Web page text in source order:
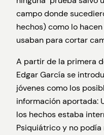
campo donde
hechos) como lo
usaban para cortar
A partir de la primera
Edgar García se
jóvenes como los
información aportada:
los hechos estaba
Psiquiátrico y no